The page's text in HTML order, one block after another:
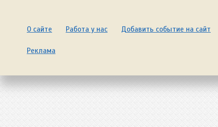
О сайте Работа у нас Добавить событие на сайт
Реклама